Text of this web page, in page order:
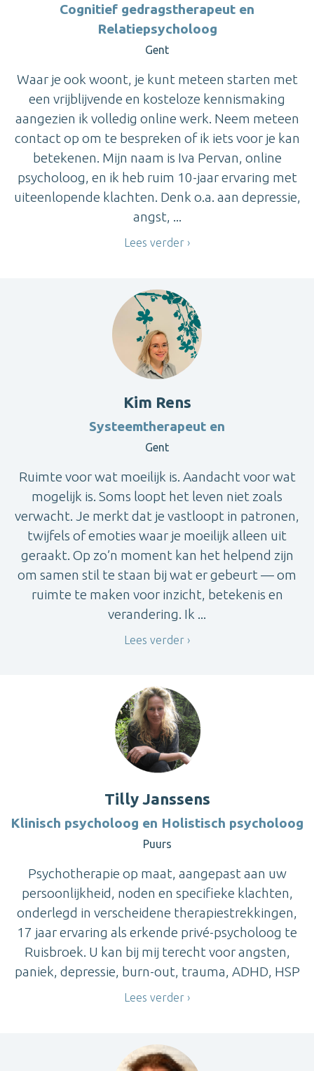
Cognitief gedragstherapeut en
Relatiepsycholoog
Gent
Waar je ook woont, je kunt meteen starten met
een vrijblijvende en kosteloze kennismaking
aangezien ik volledig online werk. Neem meteen
contact op om te bespreken of ik iets voor je kan
betekenen. Mijn naam is Iva Pervan, online
psycholoog, en ik heb ruim 10-jaar ervaring met
uiteenlopende klachten. Denk o.a. aan depressie,
angst, ...
Lees verder
Kim Rens
Systeemtherapeut en
Gent
Ruimte voor wat moeilijk is. Aandacht voor wat
mogelijk is. Soms loopt het leven niet zoals
verwacht. Je merkt dat je vastloopt in patronen,
twijfels of emoties waar je moeilijk alleen uit
geraakt. Op zo’n moment kan het helpend zijn
om samen stil te staan bij wat er gebeurt — om
ruimte te maken voor inzicht, betekenis en
verandering. Ik ...
Lees verder
Tilly Janssens
Klinisch psycholoog en Holistisch psycholoog
Puurs
Psychotherapie op maat, aangepast aan uw
persoonlijkheid, noden en specifieke klachten,
onderlegd in verscheidene therapiestrekkingen,
17 jaar ervaring als erkende privé-psycholoog te
Ruisbroek. U kan bij mij terecht voor angsten,
paniek, depressie, burn-out, trauma, ADHD, HSP
Lees verder